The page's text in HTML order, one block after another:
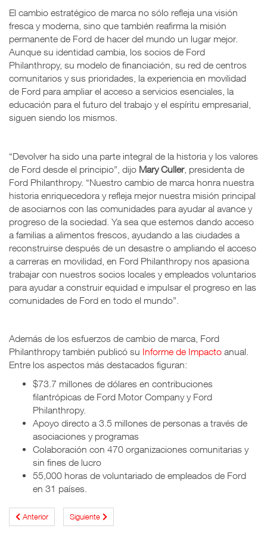
El cambio estratégico de marca no sólo refleja una visión
fresca y moderna, sino que también reafirma la misión
permanente de Ford de hacer del mundo un lugar mejor.
Aunque su identidad cambia, los socios de Ford
Philanthropy, su modelo de financiación, su red de centros
comunitarios y sus prioridades, la experiencia en movilidad
de Ford para ampliar el acceso a servicios esenciales, la
educación para el futuro del trabajo y el espíritu empresarial,
siguen siendo los mismos.
“Devolver ha sido una parte integral de la historia y los valores
de Ford desde el principio”, dijo Mary Culler, presidenta de
Ford Philanthropy. “Nuestro cambio de marca honra nuestra
historia enriquecedora y refleja mejor nuestra misión principal
de asociarnos con las comunidades para ayudar al avance y
progreso de la sociedad. Ya sea que estemos dando acceso
a familias a alimentos frescos, ayudando a las ciudades a
reconstruirse después de un desastre o ampliando el acceso
a carreras en movilidad, en Ford Philanthropy nos apasiona
trabajar con nuestros socios locales y empleados voluntarios
para ayudar a construir equidad e impulsar el progreso en las
comunidades de Ford en todo el mundo”.
Además de los esfuerzos de cambio de marca, Ford
Philanthropy también publicó su Informe de Impacto anual.
Entre los aspectos más destacados figuran:
$73.7 millones de dólares en contribuciones
filantrópicas de Ford Motor Company y Ford
Philanthropy.
Apoyo directo a 3.5 millones de personas a través de
asociaciones y programas
Colaboración con 470 organizaciones comunitarias y
sin fines de lucro
55,000 horas de voluntariado de empleados de Ford
en 31 países.
Anterior Siguiente